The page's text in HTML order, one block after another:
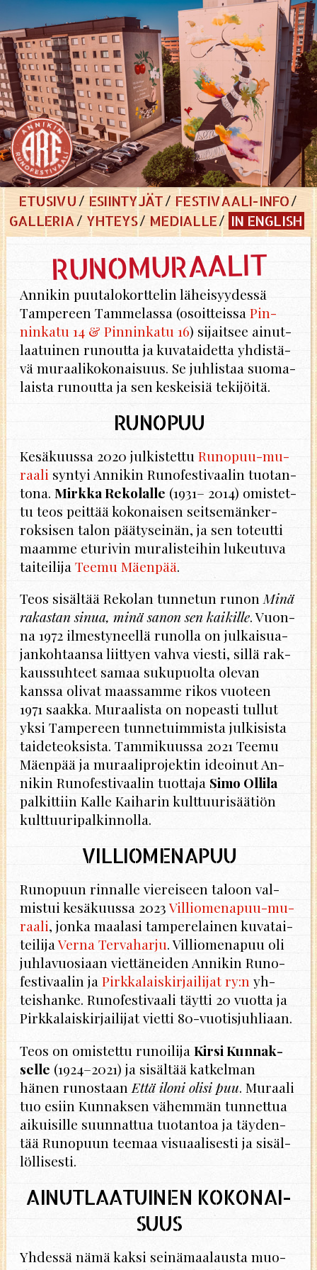
ETUSIVU ESIINTYJÄT
FESTIVAALI-INFO
GALLERIA
YHTEYS MEDIALLE IN ENGLISH
RUNOMURAALIT
An­ni­kin puu­ta­lo­kort­te­lin lä­hei­syy­des­sä
Tam­pe­reen Tam­me­las­sa (osoit­teis­saPin­
nin­ka­tu 14 & Pin­nin­ka­tu 16) si­jait­see ai­nut­
laa­tui­nen ru­nout­ta ja ku­va­tai­det­ta yh­dis­tä­
vä mu­raa­li­ko­ko­nai­suus. Se juh­lis­taa suo­ma­
lais­ta ru­nout­ta ja sen kes­kei­siä te­ki­jöi­tä.
RU­NO­PUU
Ke­sä­kuus­sa 2020 jul­kis­tet­tuRu­no­puu-mu­
raa­li syn­tyi An­ni­kin Ru­no­fes­ti­vaa­lin tuo­tan­
to­na.Mirk­ka Re­ko­lal­le (1931– 2014) omis­tet­
tu teos peit­tää ko­ko­nai­sen seit­se­män­ker­
rok­si­sen talon pää­ty­sei­nän, ja sen to­teut­ti
maam­me etu­ri­vin mu­ra­lis­tei­hin lu­keu­tu­va
tai­tei­li­jaTeemu Mäen­pää.
Teos si­säl­tää Re­ko­lan tun­ne­tun runonMinä
ra­kas­tan sinua, minä sanon sen kai­kil­le. Vuon­
na 1972 il­mes­ty­neel­lä ru­nol­la on jul­kai­sua­
jan­koh­taan­sa liit­tyen vahva vies­ti, sillä rak­
kaus­suh­teet samaa su­ku­puol­ta ole­van
kans­sa oli­vat maas­sam­me rikos vuo­teen
1971 saak­ka. Mu­raa­lis­ta on no­peas­ti tul­lut
yksi Tam­pe­reen tun­ne­tuim­mis­ta jul­ki­sis­ta
tai­de­teok­sis­ta. Tam­mi­kuus­sa 2021 Teemu
Mäen­pää ja mu­raa­li­pro­jek­tin ideoi­nut An­
ni­kin Ru­no­fes­ti­vaa­lin tuot­ta­ja Simo Ol­li­la
pal­kit­tiin Kalle Kai­ha­rin kult­tuu­ri­sää­tiön
kult­tuu­ri­pal­kin­nol­la.
VIL­LIO­ME­NA­PUU
Ru­no­puun rin­nal­le vie­rei­seen ta­loon val­
mis­tui ke­sä­kuus­sa 2023Vil­lio­me­na­puu-mu­
raa­li, jonka maa­la­si tam­pe­re­lai­nen ku­va­tai­
tei­li­jaVerna Ter­va­har­ju. Vil­lio­me­na­puu oli
juh­la­vuo­si­aan viet­tä­nei­den An­ni­kin Ru­no­
fes­ti­vaa­lin jaPirk­ka­lais­kir­jai­li­jat ry:nyh­
teis­han­ke. Ru­no­fes­ti­vaa­li täyt­ti 20 vuot­ta ja
Pirk­ka­lais­kir­jai­li­jat viet­ti 80-vuo­tis­juh­li­aan.
Teos on omis­tet­tu ru­noi­li­jaKirsi Kun­nak­
sel­le (1924–2021) ja si­säl­tää kat­kel­man
hänen ru­nos­taan Että iloni olisi puu. Mu­raa­li
tuo esiin Kun­nak­sen vä­hem­män tun­net­tua
ai­kui­sil­le suun­nat­tua tuo­tan­toa ja täy­den­
tää Ru­no­puun tee­maa vi­su­aa­li­ses­ti ja si­säl­
löl­li­ses­ti.
AI­NUT­LAA­TUI­NEN KO­KO­NAI­
SUUS
Yh­des­sä nämä kaksi sei­nä­maa­laus­ta muo­